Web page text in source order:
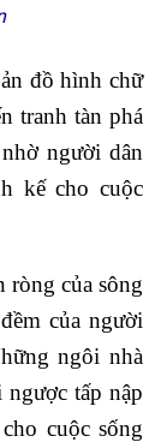
đồ hình chữ
tranh tàn phá
người dân
kế cho cuộc
ròng của sông
của người
ngôi nhà
tấp nập
cuộc sống